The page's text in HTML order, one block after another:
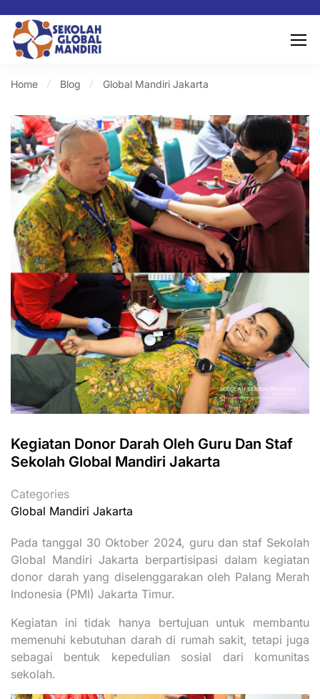
Home Blog Global Mandiri Jakarta
Kegiatan Donor Darah Oleh Guru Dan Staf
Sekolah Global Mandiri Jakarta
Categories
Global Mandiri Jakarta
Pada tanggal 30 Oktober 2024, guru dan staf Sekolah
Global Mandiri Jakarta berpartisipasi dalam kegiatan
donor darah yang diselenggarakan oleh Palang Merah
Indonesia (PMI) Jakarta Timur.
Kegiatan ini tidak hanya bertujuan untuk membantu
memenuhi kebutuhan darah di rumah sakit, tetapi juga
sebagai bentuk kepedulian sosial dari komunitas
sekolah.